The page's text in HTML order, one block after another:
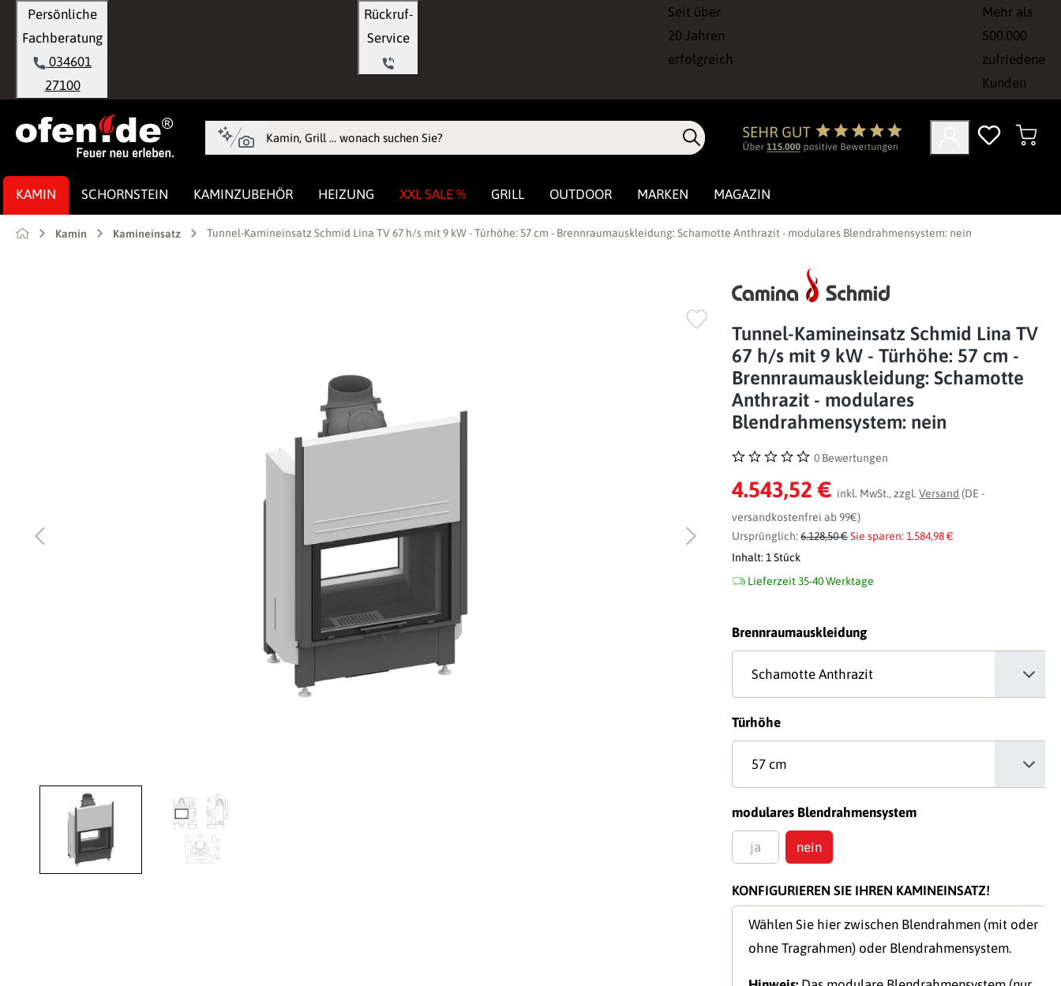
Zur Hauptnavigation springen
Persönliche
Fachberatung
034601
27100
Rückruf-
Seit über
20 Jahren
erfolgreich
Mehr als
500.000
zufriedene
Kunden
KAMIN SCHORNSTEIN KAMINZUBEHÖR HEIZUNG XXL SALE % GRILL OUTDOOR MARKEN MAGAZIN
Kamin Kamineinsatz Tunnel-Kamineinsatz Schmid Lina TV 67 h/s mit 9 kW - Türhöhe: 57 cm - Brennraumauskleidung: Schamotte Anthrazit - modulares Blendrahmensystem: nein
Tunnel-Kamineinsatz Schmid Lina TV
67 h/s mit 9 kW - Türhöhe: 57 cm -
Brennraumauskleidung: Schamotte
Anthrazit - modulares
Blendrahmensystem: nein
Durchschnittliche Bewertung von 0 von 5 Sternen
0 Bewertungen
4.543,52 € inkl. MwSt., zzgl.Versand (DE -
versandkostenfrei ab 99€)
Ursprünglich:6.128,50 €Sie sparen: 1.584,98 €
Inhalt:1 Stück
Lieferzeit 35-40 Werktage
Brennraumauskleidungauswählen
Türhöheauswählen
modulares Blendrahmensystemauswählen
ja(Diese Option ist zurzeit nicht verfügbar.)
nein
KONFIGURIEREN SIE IHREN KAMINEINSATZ!
Wählen Sie hier zwischen Blendrahmen (mit oder
ohne Tragrahmen) oder Blendrahmensystem.